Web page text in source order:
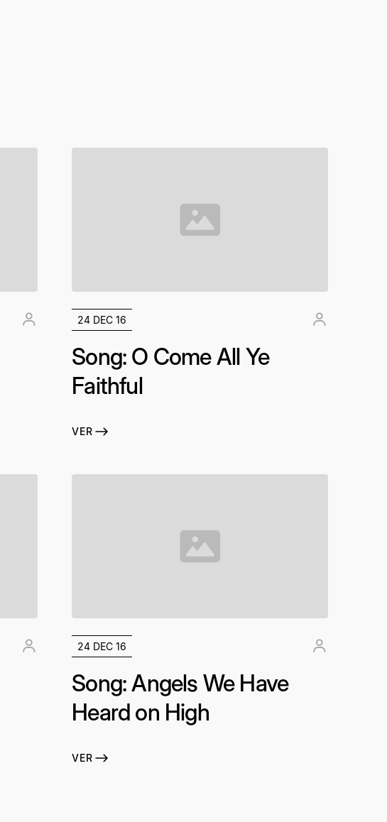
24 DEC 16
Song: O Come All Ye
Faithful
VER
24 DEC 16
Song: Angels We Have
Heard on High
VER